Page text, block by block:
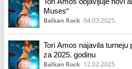
Muses“
Balkan Rock 04.03.2025
Tori Amos najavila
za 2025. godinu
Balkan Rock 12.02.2025